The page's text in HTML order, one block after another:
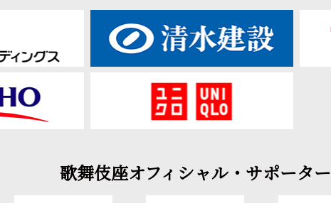
歌舞伎座オフィシャル・サポーター